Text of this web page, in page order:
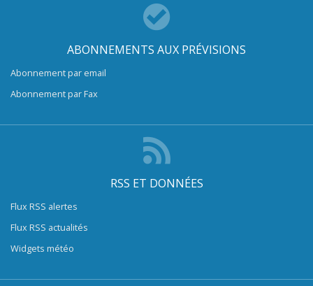
ABONNEMENTS AUX PRÉVISIONS
Abonnement par email
Abonnement par Fax
RSS ET DONNÉES
Flux RSS alertes
Flux RSS actualités
Widgets météo